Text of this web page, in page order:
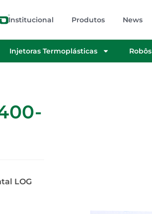
Institucional Produtos News
Injetoras Termoplásticas Robôs
LOG